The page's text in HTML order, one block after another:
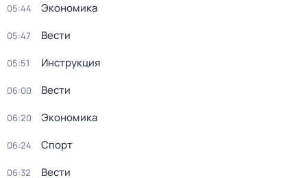
05:44 Экономика
05:47 Вести
05:51 Инструкция
06:00 Вести
06:20 Экономика
06:24 Спорт
06:32 Вести